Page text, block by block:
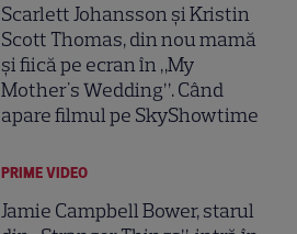
Scarlett Johansson și Kristin
Scott Thomas, din nou mamă
și fiică pe ecran în „My
Mother's Wedding”. Când
apare filmul pe SkyShowtime
PRIME VIDEO
Jamie Campbell Bower, starul